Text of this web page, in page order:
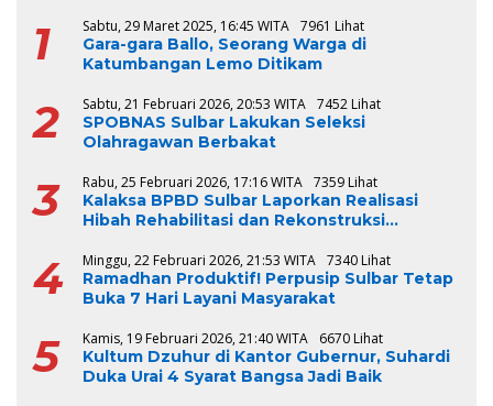
1 Sabtu, 29 Maret 2025, 16:45 WITA 7961 Lihat
Gara-gara Ballo, Seorang Warga di
Katumbangan Lemo Ditikam
2 Sabtu, 21 Februari 2026, 20:53 WITA 7452 Lihat
SPOBNAS Sulbar Lakukan Seleksi
Olahragawan Berbakat
3 Rabu, 25 Februari 2026, 17:16 WITA 7359 Lihat
Kalaksa BPBD Sulbar Laporkan Realisasi
Hibah Rehabilitasi dan Rekonstruksi
4 Minggu, 22 Februari 2026, 21:53 WITA 7340 Lihat
Ramadhan Produktif! Perpusip Sulbar Tetap
Buka 7 Hari Layani Masyarakat
5 Kamis, 19 Februari 2026, 21:40 WITA 6670 Lihat
Kultum Dzuhur di Kantor Gubernur, Suhardi
Duka Urai 4 Syarat Bangsa Jadi Baik